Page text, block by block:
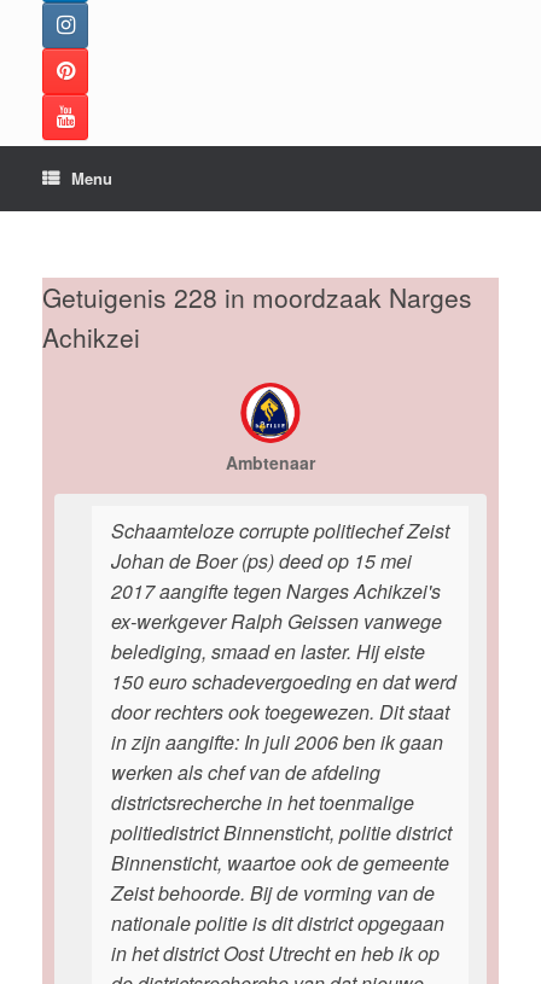
Menu
Getuigenis 228 in moordzaak Narges
Achikzei
Ambtenaar
Schaamteloze corrupte politiechef Zeist
Johan de Boer (ps) deed op 15 mei
2017 aangifte tegen Narges Achikzei's
ex-werkgever Ralph Geissen vanwege
belediging, smaad en laster. Hij eiste
150 euro schadevergoeding en dat werd
door rechters ook toegewezen. Dit staat
in zijn aangifte: In juli 2006 ben ik gaan
werken als chef van de afdeling
districtsrecherche in het toenmalige
politiedistrict Binnensticht, politie district
Binnensticht, waartoe ook de gemeente
Zeist behoorde. Bij de vorming van de
nationale politie is dit district opgegaan
in het district Oost Utrecht en heb ik op